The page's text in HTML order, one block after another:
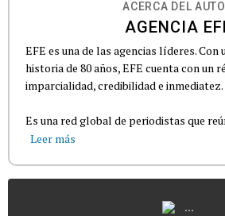
ACERCA DEL
AGENCIA
EFE es una de las agencias líderes. Con
historia de 80 años, EFE cuenta con un
imparcialidad, credibilidad e inmediatez.
Es una red global de periodistas que
Leer más
...